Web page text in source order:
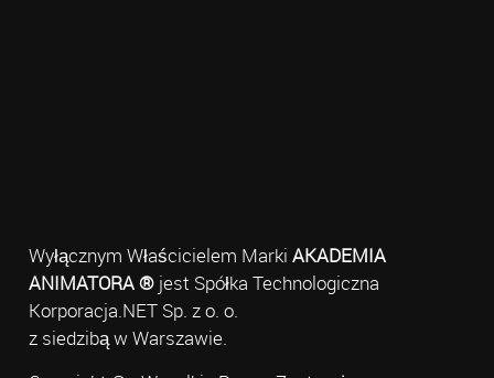
Wyłącznym Właścicielem Marki AKADEMIA
ANIMATORA ®jest Spółka Technologiczna
Korporacja.NET Sp. z o. o.
z siedzibą w Warszawie.